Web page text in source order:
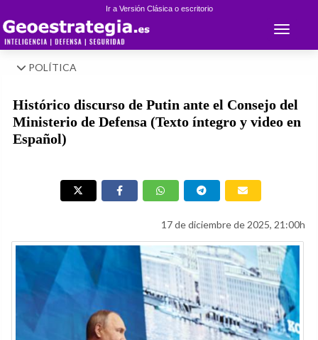
Ir a Versión Clásica o escritorio
Toggle
POLÍTICA
Histórico discurso de Putin ante el Consejo del
Ministerio de Defensa (Texto íntegro y video en
Español)
17 de diciembre de 2025, 21:00h